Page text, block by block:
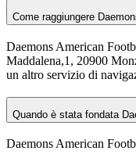
Come raggiungere
Daemons American
Maddalena,1, 20900
un altro servizio di
Quando è stata fondata
Daemons American